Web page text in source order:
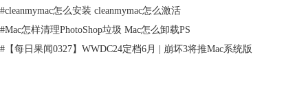
CleanMyMac能智能扫描Mac磁盘空间垃圾文件，mac缓存垃圾以及mac其
他文件并清理，监控系统潜在威胁，保持系统快速高效运行。
#cleanmymac怎么安装 cleanmymac怎么激活
#Mac怎样清理PhotoShop垃圾 Mac怎么卸载PS
# 【每日果闻0327】WWDC24定档6月 | 崩坏3将推Mac系统版